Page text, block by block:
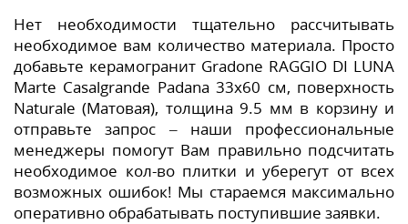
Нет необходимости тщательно рассчитывать
необходимое вам количество материала. Просто
добавьте керамогранит Gradone RAGGIO DI LUNA
Marte Casalgrande Padana 33x60 см, поверхность
Naturale (Матовая), толщина 9.5 мм в корзину и
отправьте запрос – наши профессиональные
менеджеры помогут Вам правильно подсчитать
необходимое кол-во плитки и уберегут от всех
возможных ошибок! Мы стараемся максимально
оперативно обрабатывать поступившие заявки.